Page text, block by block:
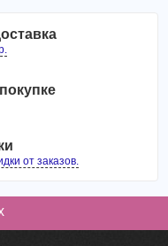
от заказов.